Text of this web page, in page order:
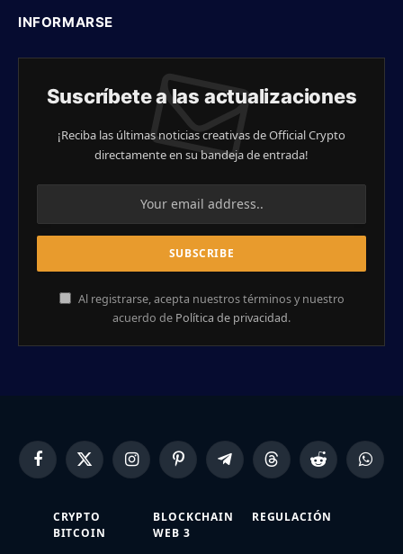
INFORMARSE
Suscríbete a las actualizaciones
¡Reciba las últimas noticias creativas de Official Crypto
directamente en su bandeja de entrada!
Al registrarse, acepta nuestros términos y nuestro
acuerdo de Política de privacidad.
FacebookX
(Twitter)
InstagramPinterestTelegramThreads Reddit
CRYPTO
BITCOIN
BLOCKCHAIN
WEB 3
REGULACIÓN